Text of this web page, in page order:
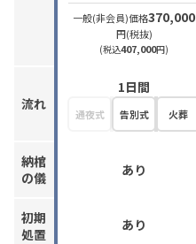
一般(非会員)価格370,000
円(税抜)
(税込407,000円)
流れ
1日間
通夜式 告別式 火葬
納棺
の儀
あり
初期
処置
あり